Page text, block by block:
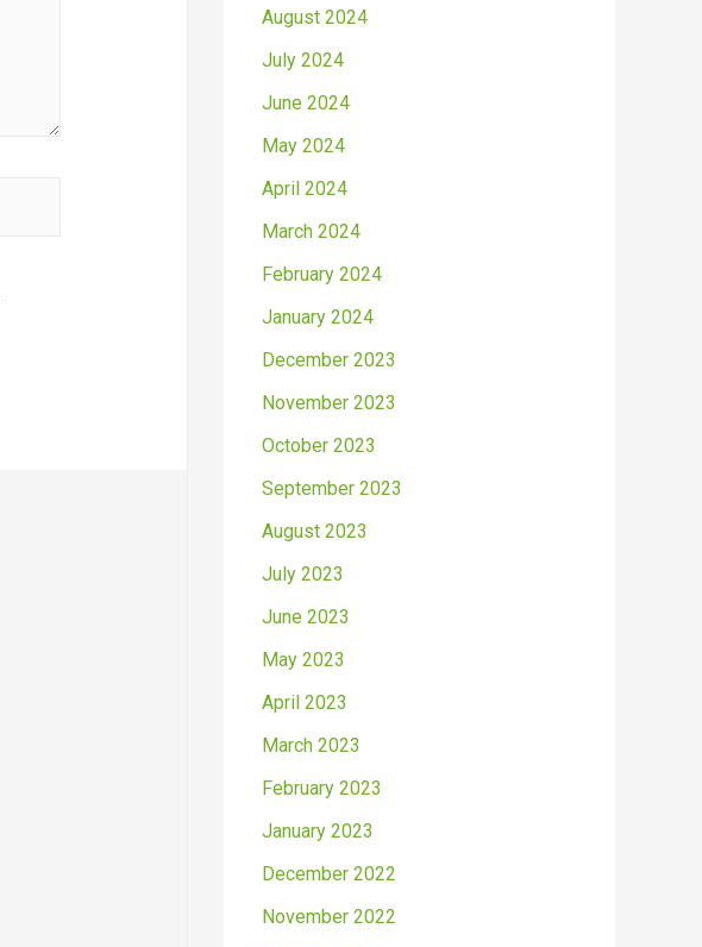
August 2024
July 2024
June 2024
May 2024
April 2024
March 2024
February 2024
January 2024
December 2023
November 2023
October 2023
September 2023
August 2023
July 2023
June 2023
May 2023
April 2023
March 2023
February 2023
January 2023
December 2022
November 2022